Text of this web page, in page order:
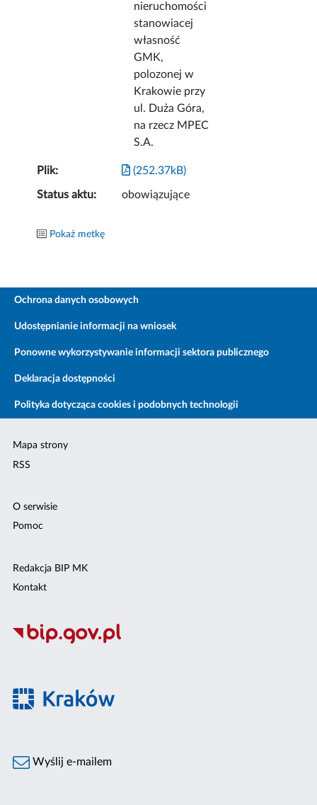
nieruchomości
stanowiacej
własność
GMK,
polozonej w
Krakowie przy
ul. Duża Góra,
na rzecz MPEC
S.A.
Plik: (252.37kB)
Status aktu: obowiązujące
Pokaż metkę
Ochrona danych osobowych
Udostępnianie informacji na wniosek
Ponowne wykorzystywanie informacji sektora publicznego
Deklaracja dostępności
Polityka dotycząca cookies i podobnych technologii
Mapa strony
RSS
O serwisie
Pomoc
Redakcja BIP MK
Kontakt
Wyślij e-mailem